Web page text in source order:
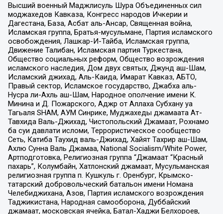
Высший военный Маджлисуль Шура Объединенных сил
моджахедов Кавказа, Конгресс народов Ичкерии и
Дагестана, База, Асбат аль-Ансар, Священная война,
Исламская группа, Братья-мусульмане, Партия исламского
освобождения, Лашкар-И-Тайба, Исламская группа,
Движение Талибан, Исламская партия Туркестана,
Общество социальных реформ, Общество возрождения
исламского наследия, Дом двух святых, Джунд аш-Шам,
Исламский джихад, Аль-Каида, Имарат Кавказ, АБТО,
Правый сектор, Исламское государство, Джабха аль-
Нусра ли-Ахль аш-Шам, Народное ополчение имени К.
Минина и Д. Пожарского, Аджр от Аллаха Субхану уа
Тагьаля SHAM, АУМ Синрике, Муджахеды джамаата Ат-
Тавхида Валь-Джихад, Чистопольский Джамаат, Рохнамо
ба суи давлати исломи, Террористическое сообщество
Сеть, Катиба Таухид валь-Джихад, Хайят Тахрир аш-Шам,
Ахлю Сунна Валь Джамаа, National Socialism/White Power,
Артподготовка, Религиозная группа “Джамаат “Красный
пахарь”, Колумбайн, Хатлонский джамаат, Мусульманская
религиозная группа п. Кушкуль г. Оренбург, Крымско-
татарский добровольческий батальон имени Номана
Челебиджихана, Азов, Партия исламского возрождения
Таджикистана, Народная самооборона, Дуббайский
джамаат, московская ячейка, Батал-Хаджи Белхороев,